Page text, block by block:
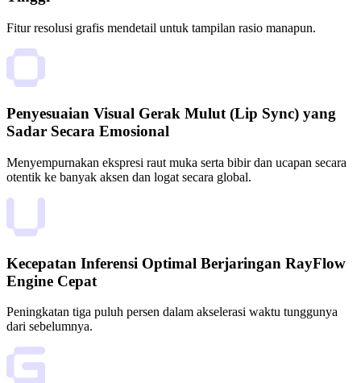
Fitur resolusi grafis mendetail untuk tampilan rasio manapun.
Penyesuaian Visual Gerak Mulut (Lip Sync) yang
Sadar Secara Emosional
Menyempurnakan ekspresi raut muka serta bibir dan ucapan secara
otentik ke banyak aksen dan logat secara global.
Kecepatan Inferensi Optimal Berjaringan RayFlow
Engine Cepat
Peningkatan tiga puluh persen dalam akselerasi waktu tunggunya
dari sebelumnya.